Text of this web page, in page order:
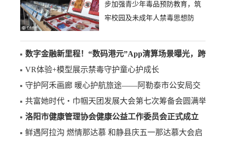
步加强青少年毒品预防教育，筑
牢校园及未成年人禁毒思想防
数字金融新里程！“数码港元”App清算场景曝光，跨
境支付迎重大突破
VR体验+模型展示禁毒守护童心护成长
守护阿禾画廊 暖心护航旅途——阿勒泰市公安局交
通管理大队创新举措筑牢阿禾公路平安防线
共富她时代・巾帼天团发展大会第七次筹备会圆满举
行——聚势启新程 巾帼耀华章
洛阳市健康管理协会健康公益工作委员会正式成立
鲜遇阿拉沟 燃情那达慕 和静县庆五一那达慕大会启